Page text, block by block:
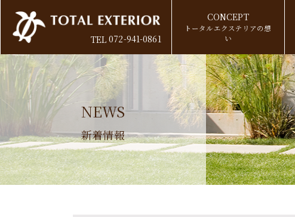
TEL072-941-0861
CONCEPT
トータルエクステリアの想
い
NEWS
新着情報